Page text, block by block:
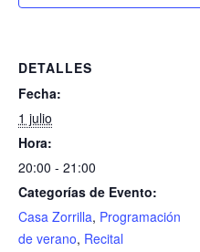
DETALLES
Fecha:
1 julio
Hora:
20:00 - 21:00
Categorías de Evento:
Casa Zorrilla, Programación
de verano, Recital